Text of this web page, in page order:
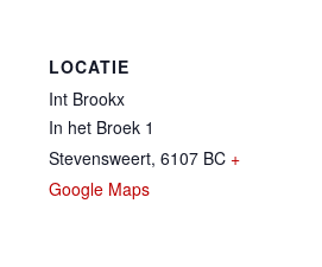
LOCATIE
Int Brookx
In het Broek 1
Stevensweert, 6107 BC +
Google Maps